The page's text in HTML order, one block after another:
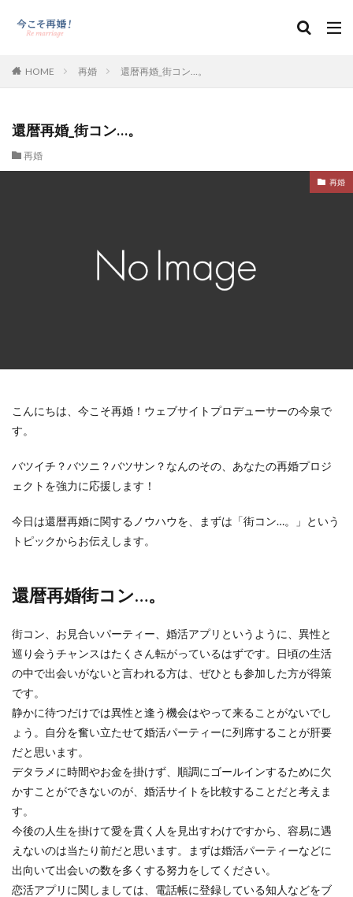
HOME 再婚 還暦再婚_街コン…。
還暦再婚_街コン…。
再婚
再婚
こんにちは、今こそ再婚！ウェブサイトプロデューサーの今泉で
す。
バツイチ？バツニ？バツサン？なんのその、あなたの再婚プロジ
ェクトを強力に応援します！
今日は還暦再婚に関するノウハウを、まずは「街コン…。」という
トピックからお伝えします。
還暦再婚街コン…。
街コン、お見合いパーティー、婚活アプリというように、異性と
巡り会うチャンスはたくさん転がっているはずです。日頃の生活
の中で出会いがないと言われる方は、ぜひとも参加した方が得策
です。
静かに待つだけでは異性と逢う機会はやって来ることがないでし
ょう。自分を奮い立たせて婚活パーティーに列席することが肝要
だと思います。
デタラメに時間やお金を掛けず、順調にゴールインするために欠
かすことができないのが、婚活サイトを比較することだと考えま
す。
今後の人生を掛けて愛を貫く人を見出すわけですから、容易に遇
えないのは当たり前だと思います。まずは婚活パーティーなどに
出向いて出会いの数を多くする努力をしてください。
恋活アプリに関しましては、電話帳に登録している知人などをブ